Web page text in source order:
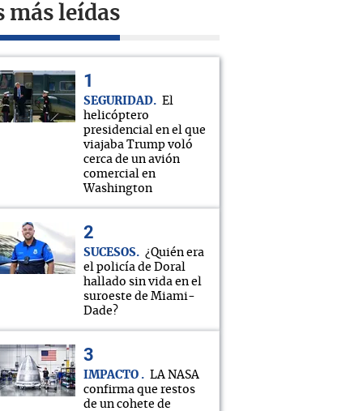
más leídas
SEGURIDAD
El
helicóptero
presidencial en el que
viajaba Trump voló
cerca de un avión
comercial en
Washington
SUCESOS
¿Quién era
el policía de Doral
hallado sin vida en el
suroeste de Miami-
Dade?
IMPACTO
LA NASA
confirma que restos
de un cohete de